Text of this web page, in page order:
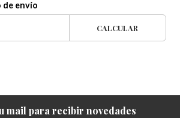
de envío
CALCULAR
mail para recibir novedades